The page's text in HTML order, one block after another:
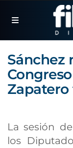
Sánchez
Zapatero
La sesión
los